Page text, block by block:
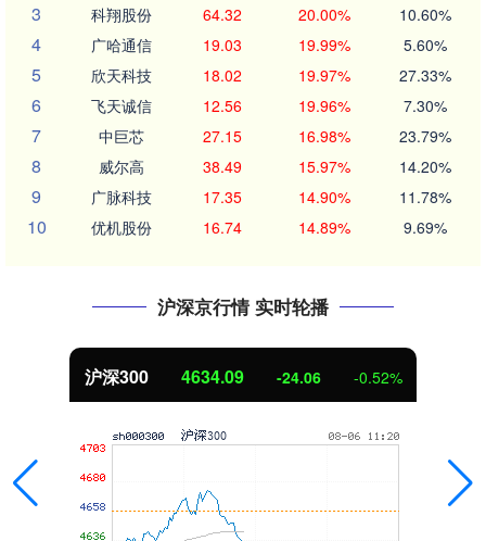
3 科翔股份 64.32 20.00% 10.60%
4 广哈通信 19.03 19.99% 5.60%
5 欣天科技 18.02 19.97% 27.33%
6 飞天诚信 12.56 19.96% 7.30%
7 中巨芯 27.15 16.98% 23.79%
8 威尔高 38.49 15.97% 14.20%
9 广脉科技 17.35 14.90% 11.78%
10 优机股份 16.74 14.89% 9.69%
沪深京行情 实时轮播
沪深300 4634.09 -24.06 -0.52%